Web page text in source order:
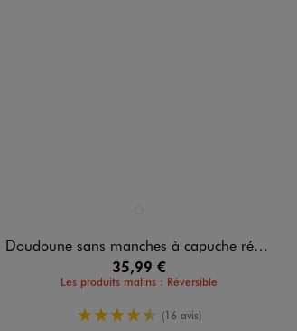
Doudoune sans manches à capuche réversible femme grande taille
35,99 €
Les produits malins : Réversible
4.5/5 de moyenne
(16 avis)